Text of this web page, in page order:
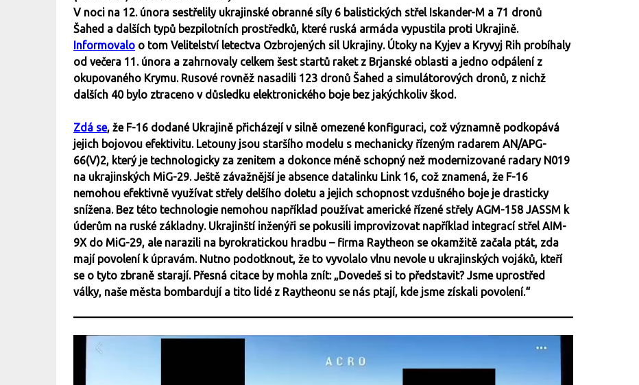
V noci na 12. února sestřelily ukrajinské obranné síly 6 balistických střel Iskander-M a 71 dronů
Šahed a dalších typů bezpilotních prostředků, které ruská armáda vypustila proti Ukrajině.
Informovalo o tom Velitelství letectva Ozbrojených sil Ukrajiny. Útoky na Kyjev a Kryvyj Rih probíhaly
od večera 11. února a zahrnovaly celkem šest startů raket z Brjanské oblasti a jedno odpálení z
okupovaného Krymu. Rusové rovněž nasadili 123 dronů Šahed a simulátorových dronů, z nichž
dalších 40 bylo ztraceno v důsledku elektronického boje bez jakýchkoliv škod.
Zdá se, že F-16 dodané Ukrajině přicházejí v silně omezené konfiguraci, což významně podkopává
jejich bojovou efektivitu. Letouny jsou staršího modelu s mechanicky řízeným radarem AN/APG-
66(V)2, který je technologicky za zenitem a dokonce méně schopný než modernizované radary N019
na ukrajinských MiG-29. Ještě závažnější je absence datalinku Link 16, což znamená, že F-16
nemohou efektivně využívat střely delšího doletu a jejich schopnost vzdušného boje je drasticky
snížena. Bez této technologie nemohou například používat americké řízené střely AGM-158 JASSM k
úderům na ruské základny. Ukrajinští inženýři se pokusili improvizovat například integrací střel AIM-
9X do MiG-29, ale narazili na byrokratickou hradbu – firma Raytheon se okamžitě začala ptát, zda
mají povolení k úpravám. Nutno podotknout, že to vyvolalo vlnu nevole u ukrajinských vojáků, kteří
se o tyto zbraně starají. Přesná citace by mohla znít: „Dovedeš si to představit? Jsme uprostřed
války, naše města bombardují a tito lidé z Raytheonu se nás ptají, kde jsme získali povolení.“